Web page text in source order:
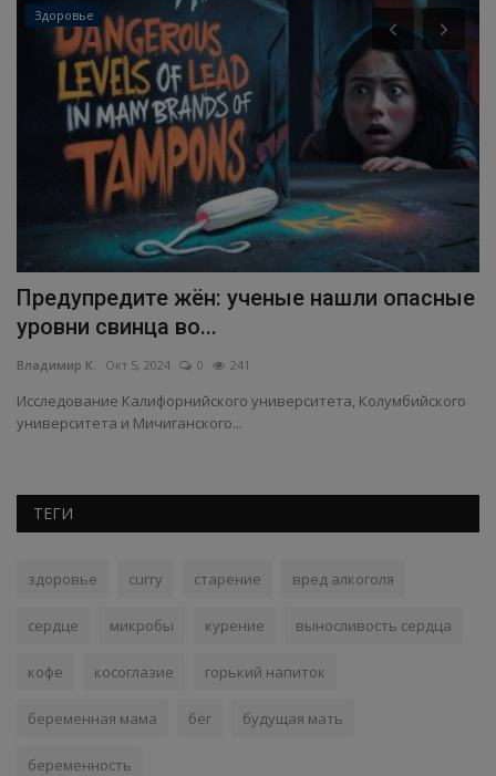
Здоровье
Предупредите жён: ученые нашли опасные
уровни свинца во...
Владимир К. Окт 5, 2024 0 241
Исследование Калифорнийского университета, Колумбийского
университета и Мичиганского...
ТЕГИ
здоровье curry старение вред алкоголя
сердце микробы курение выносливость сердца
кофе косоглазие горький напиток
беременная мама бег будущая мать
беременность